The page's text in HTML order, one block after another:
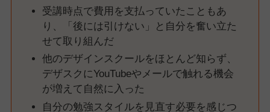
受講時点で費用を支払っていたこともあ
り、「後には引けない」と自分を奮い立た
せて取り組んだ
他のデザインスクールをほとんど知らず、
デザスクにYouTubeやメールで触れる機会
が増えて自然に入った
自分の勉強スタイルを見直す必要を感じつ